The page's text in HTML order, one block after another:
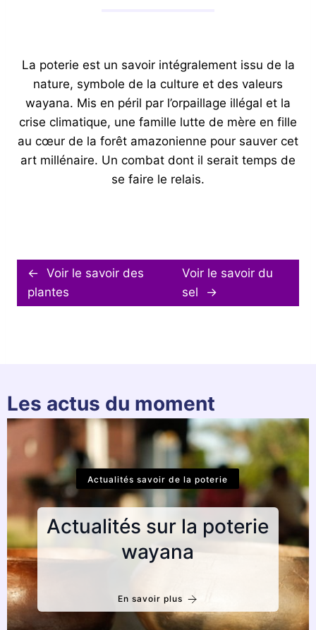
La poterie est un savoir intégralement issu de la
nature, symbole de la culture et des valeurs
wayana. Mis en péril par l’orpaillage illégal et la
crise climatique, une famille lutte de mère en fille
au cœur de la forêt amazonienne pour sauver cet
art millénaire. Un combat dont il serait temps de
se faire le relais.
← Voir le savoir des
plantes
Voir le savoir du
sel
→
Les actus du moment
Actualités savoir de la poterie
Actualités sur la poterie
wayana
En savoir plus